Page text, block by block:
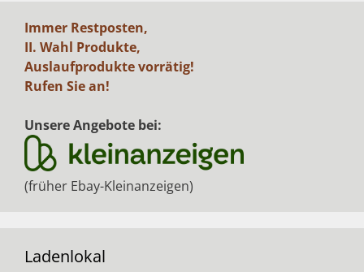
Immer Restposten,
II. Wahl Produkte,
Auslaufprodukte vorrätig!
Rufen Sie an!
Unsere Angebote bei:
(früher Ebay-Kleinanzeigen)
Ladenlokal